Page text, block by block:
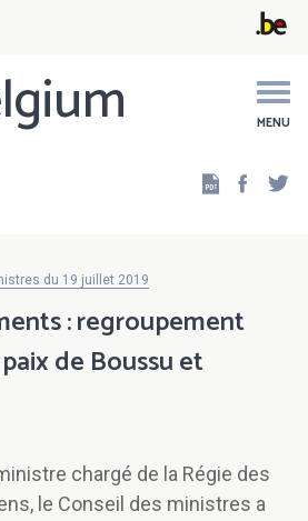
MENU
du 19 juillet 2019
: regroupement
de Boussu et
chargé de la Régie des
le Conseil des ministres a